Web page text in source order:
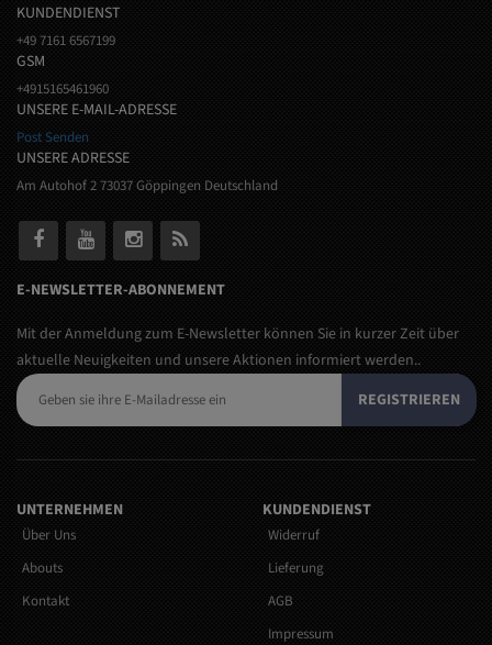
KUNDENDIENST
+49 7161 6567199
GSM
+4915165461960
UNSERE E-MAIL-ADRESSE
Post Senden
UNSERE ADRESSE
Am Autohof 2 73037 Göppingen Deutschland
E-NEWSLETTER-ABONNEMENT
Mit der Anmeldung zum E-Newsletter können Sie in kurzer Zeit über
aktuelle Neuigkeiten und unsere Aktionen informiert werden..
REGISTRIEREN
UNTERNEHMEN
Über Uns
Abouts
Kontakt
KUNDENDIENST
Widerruf
Lieferung
AGB
Impressum